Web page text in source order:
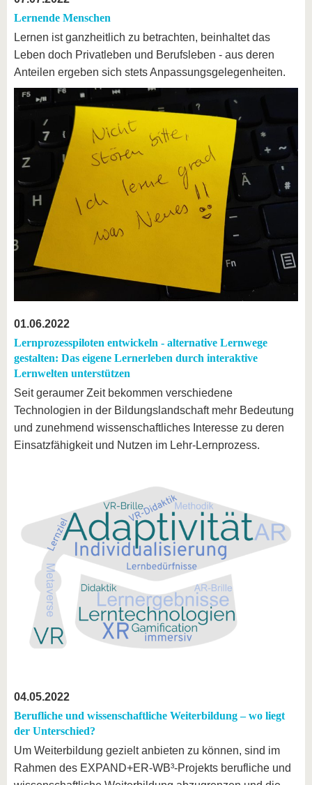
Lernende Menschen
Lernen ist ganzheitlich zu betrachten, beinhaltet das
Leben doch Privatleben und Berufsleben - aus deren
Anteilen ergeben sich stets Anpassungsgelegenheiten.
01.06.2022
Lernprozesspiloten entwickeln - alternative Lernwege
gestalten: Das eigene Lernerleben durch interaktive
Lernwelten unterstützen
Seit geraumer Zeit bekommen verschiedene
Technologien in der Bildungslandschaft mehr Bedeutung
und zunehmend wissenschaftliches Interesse zu deren
Einsatzfähigkeit und Nutzen im Lehr-Lernprozess.
04.05.2022
Berufliche und wissenschaftliche Weiterbildung – wo liegt
der Unterschied?
Um Weiterbildung gezielt anbieten zu können, sind im
Rahmen des EXPAND+ER-WB³-Projekts berufliche und